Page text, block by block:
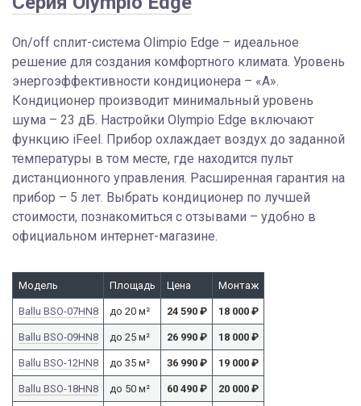
On/off сплит-система Olimpio Edge – идеальное
решение для создания комфортного климата. Уровень
энергоэффективности кондиционера – «А».
Кондиционер производит минимальный уровень
шума – 23 дБ. Настройки Olympio Edge включают
функцию iFeel. Прибор охлаждает воздух до заданной
температуры в том месте, где находится пульт
дистанционного управления. Расширенная гарантия на
прибор – 5 лет. Выбрать кондиционер по лучшей
стоимости, познакомиться с отзывами – удобно в
официальном интернет-магазине.
Модель Площадь Цена Монтаж
Ballu BSO-07HN8 до 20 м² 24 590 ₽ 18 000 ₽
Ballu BSO-09HN8 до 25 м² 26 990 ₽ 18 000 ₽
Ballu BSO-12HN8 до 35 м² 36 990 ₽ 19 000 ₽
Ballu BSO-18HN8 до 50 м² 60 490 ₽ 20 000 ₽